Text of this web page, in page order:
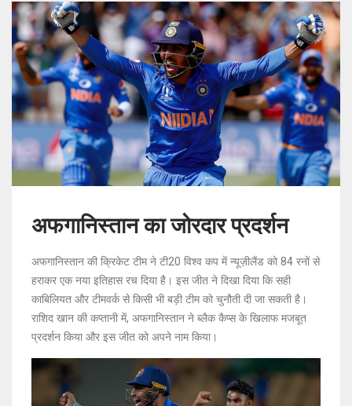
अफगानिस्तान का जोरदार प्रदर्शन
अफगानिस्तान की क्रिकेट टीम ने टी20 विश्व कप में न्यूज़ीलैंड को 84 रनों से
हराकर एक नया इतिहास रच दिया है। इस जीत ने दिखा दिया कि सही
काबिलियत और टीमवर्क से किसी भी बड़ी टीम को चुनौती दी जा सकती है।
राशिद खान की कप्तानी में, अफगानिस्तान ने ब्लैक कैप्स के खिलाफ मजबूत
प्रदर्शन किया और इस जीत को अपने नाम किया।